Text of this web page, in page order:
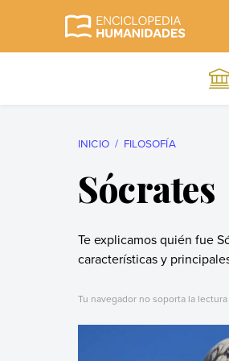
INICIO FILOSOFÍA
Sócrates
Te explicamos quién fue
características y
Tu navegador no soporta la